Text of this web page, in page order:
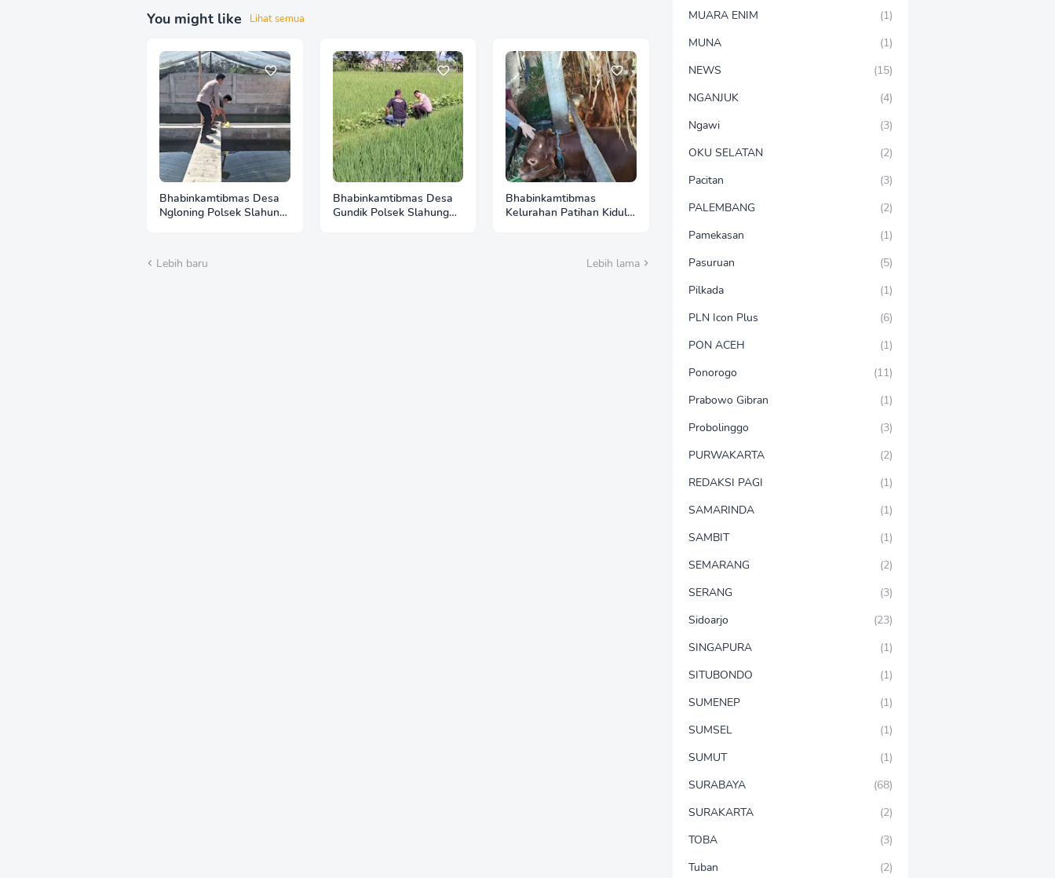
You might like Lihat semua
Bhabinkamtibmas Desa
Ngloning Polsek Slahung
Bhabinkamtibmas Desa
Gundik Polsek Slahung
Bhabinkamtibmas
Kelurahan Patihan Kidul
Lebih baru Lebih lama
MUARA ENIM
(1)
MUNA
(1)
NEWS
(15)
NGANJUK
(4)
Ngawi
(3)
OKU SELATAN
(2)
Pacitan
(3)
PALEMBANG
(2)
Pamekasan
(1)
Pasuruan
(5)
Pilkada
(1)
PLN Icon Plus
(6)
PON ACEH
(1)
Ponorogo
(11)
Prabowo Gibran
(1)
Probolinggo
(3)
PURWAKARTA
(2)
REDAKSI PAGI
(1)
SAMARINDA
(1)
SAMBIT
(1)
SEMARANG
(2)
SERANG
(3)
Sidoarjo
(23)
SINGAPURA
(1)
SITUBONDO
(1)
SUMENEP
(1)
SUMSEL
(1)
SUMUT
(1)
SURABAYA
(68)
SURAKARTA
(2)
TOBA
(3)
Tuban
(2)